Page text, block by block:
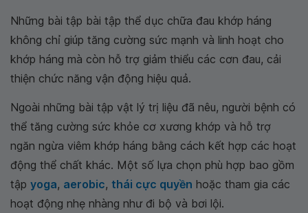
Những bài tập bài tập thể dục chữa đau khớp háng
không chỉ giúp tăng cường sức mạnh và linh hoạt cho
khớp háng mà còn hỗ trợ giảm thiểu các cơn đau, cải
thiện chức năng vận động hiệu quả.
Ngoài những bài tập vật lý trị liệu đã nêu, người bệnh có
thể tăng cường sức khỏe cơ xương khớp và hỗ trợ
ngăn ngừa viêm khớp háng bằng cách kết hợp các hoạt
động thể chất khác. Một số lựa chọn phù hợp bao gồm
tập yoga, aerobic, thái cực quyền hoặc tham gia các
hoạt động nhẹ nhàng như đi bộ và bơi lội.